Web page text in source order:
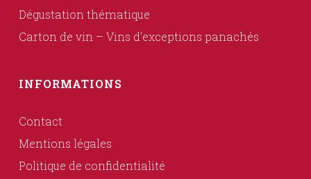
Dégustation thématique
Carton de vin – Vins d’exceptions panachés
INFORMATIONS
Contact
Mentions légales
Politique de confidentialité